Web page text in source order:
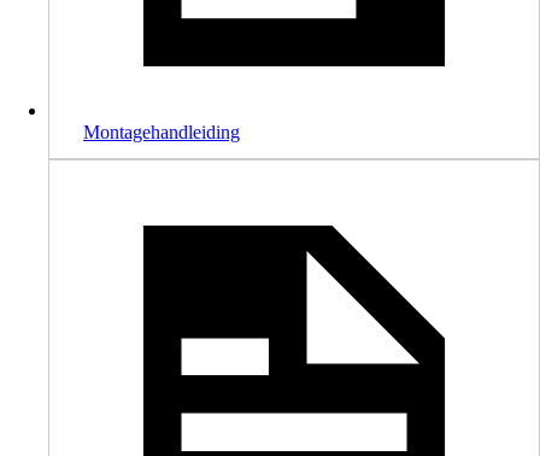
Montagehandleiding